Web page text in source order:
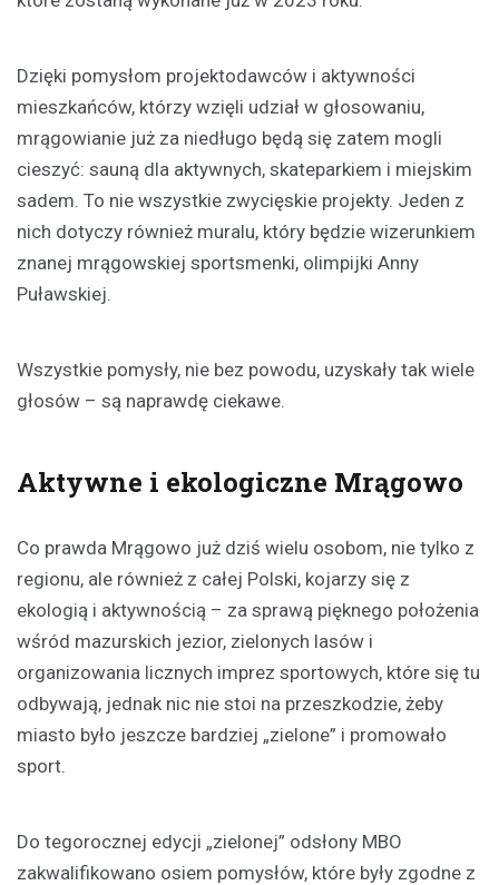
Dzięki pomysłom projektodawców i aktywności
mieszkańców, którzy wzięli udział w głosowaniu,
mrągowianie już za niedługo będą się zatem mogli
cieszyć: sauną dla aktywnych, skateparkiem i miejskim
sadem. To nie wszystkie zwycięskie projekty. Jeden z
nich dotyczy również muralu, który będzie wizerunkiem
znanej mrągowskiej sportsmenki, olimpijki Anny
Puławskiej.
Wszystkie pomysły, nie bez powodu, uzyskały tak wiele
głosów – są naprawdę ciekawe.
Aktywne i ekologiczne Mrągowo
Co prawda Mrągowo już dziś wielu osobom, nie tylko z
regionu, ale również z całej Polski, kojarzy się z
ekologią i aktywnością – za sprawą pięknego położenia
wśród mazurskich jezior, zielonych lasów i
organizowania licznych imprez sportowych, które się tu
odbywają, jednak nic nie stoi na przeszkodzie, żeby
miasto było jeszcze bardziej „zielone” i promowało
sport.
Do tegorocznej edycji „zielonej” odsłony MBO
zakwalifikowano osiem pomysłów, które były zgodne z